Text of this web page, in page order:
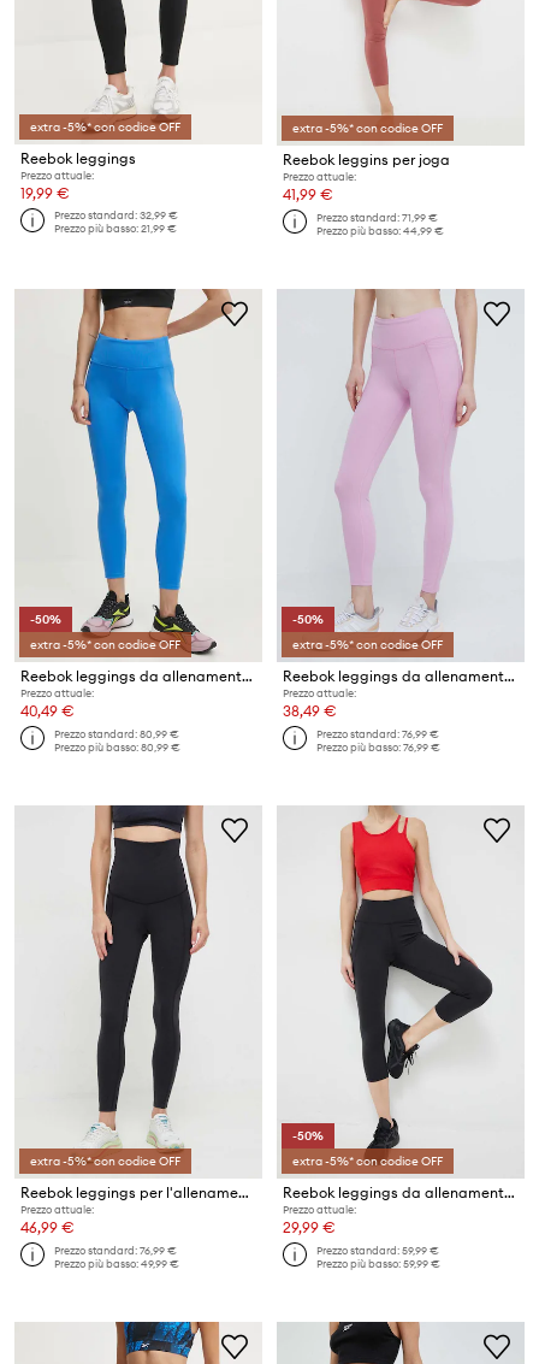
extra -5%* con codice OFF
Reebok leggings
Prezzo attuale:
19,99 €
Prezzo standard:32,99 €
Prezzo più basso:21,99 €
extra -5%* con codice OFF
Reebok leggins per joga
Prezzo attuale:
41,99 €
Prezzo standard:71,99 €
Prezzo più basso:44,99 €
-50%
extra -5%* con codice OFF
Reebok leggings da allenamento Lux Perform
Prezzo attuale:
40,49 €
Prezzo standard:80,99 €
Prezzo più basso:80,99 €
-50%
extra -5%* con codice OFF
Reebok leggings da allenamento LUX COLLECTION
Prezzo attuale:
38,49 €
Prezzo standard:76,99 €
Prezzo più basso:76,99 €
extra -5%* con codice OFF
Reebok leggings per l'allenamento in gravidanza Lux
Prezzo attuale:
46,99 €
Prezzo standard:76,99 €
Prezzo più basso:49,99 €
-50%
extra -5%* con codice OFF
Reebok leggings da allenamento Lux
Prezzo attuale:
29,99 €
Prezzo standard:59,99 €
Prezzo più basso:59,99 €